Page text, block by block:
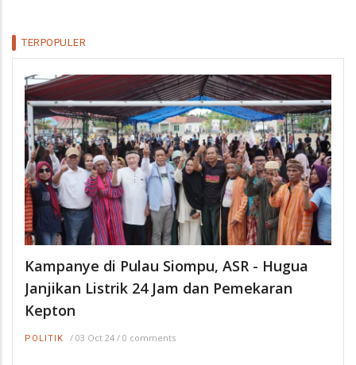
TERPOPULER
Kampanye di Pulau Siompu, ASR - Hugua
Janjikan Listrik 24 Jam dan Pemekaran
Kepton
POLITIK / 03 Oct 24 / 0 comments